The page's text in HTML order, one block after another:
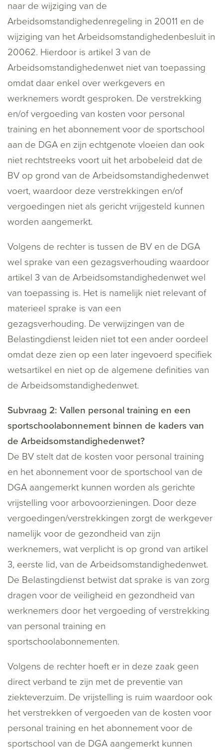
naar de wijziging van de
Arbeidsomstandighedenregeling in 20011 en de
wijziging van het Arbeidsomstandighedenbesluit in
20062. Hierdoor is artikel 3 van de
Arbeidsomstandighedenwet niet van toepassing
omdat daar enkel over werkgevers en
werknemers wordt gesproken. De verstrekking
en/of vergoeding van kosten voor personal
training en het abonnement voor de sportschool
aan de DGA en zijn echtgenote vloeien dan ook
niet rechtstreeks voort uit het arbobeleid dat de
BV op grond van de Arbeidsomstandighedenwet
voert, waardoor deze verstrekkingen en/of
vergoedingen niet als gericht vrijgesteld kunnen
worden aangemerkt.
Volgens de rechter is tussen de BV en de DGA
wel sprake van een gezagsverhouding waardoor
artikel 3 van de Arbeidsomstandighedenwet wel
van toepassing is. Het is namelijk niet relevant of
materieel sprake is van een
gezagsverhouding. De verwijzingen van de
Belastingdienst leiden niet tot een ander oordeel
omdat deze zien op een later ingevoerd specifiek
wetsartikel en niet op de algemene definities van
de Arbeidsomstandighedenwet.
Subvraag 2: Vallen personal training en een
sportschoolabonnement binnen de kaders van
de Arbeidsomstandighedenwet?
De BV stelt dat de kosten voor personal training
en het abonnement voor de sportschool van de
DGA aangemerkt kunnen worden als gerichte
vrijstelling voor arbovoorzieningen. Door deze
vergoedingen/verstrekkingen zorgt de werkgever
namelijk voor de gezondheid van zijn
werknemers, wat verplicht is op grond van artikel
3, eerste lid, van de Arbeidsomstandighedenwet.
De Belastingdienst betwist dat sprake is van zorg
dragen voor de veiligheid en gezondheid van
werknemers door het vergoeding of verstrekking
van personal training en
sportschoolabonnementen.
Volgens de rechter hoeft er in deze zaak geen
direct verband te zijn met de preventie van
ziekteverzuim. De vrijstelling is ruim waardoor ook
het verstrekken of vergoeden van de kosten voor
personal training en het abonnement voor de
sportschool van de DGA aangemerkt kunnen